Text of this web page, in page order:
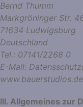
Bernd Thumm
Markgröninger Str.
71634 Ludwigsburg
Deutschland
Tel.: 07141/2268 0
E-Mail:
www.bauerstudios.de
III. Allgemeines zur